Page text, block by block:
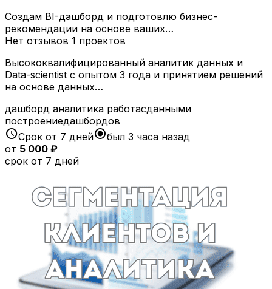
Создам BI-дашборд и подготовлю бизнес-
рекомендации на основе ваших…
Нет отзывов 1 проектов
Высококвалифицированный аналитик данных и
Data-scientist с опытом 3 года и принятием решений
на основе данных…
дашборд аналитика работасданными
построениедашбордов
scheduleСрок от 7 днейradio_button_checkedбыл 3 часа назад
от 5 000 ₽
срок от 7 дней